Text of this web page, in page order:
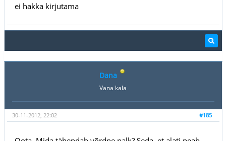
ei hakka kirjutama
Dana
Vana kala
#185
30-11-2012, 22:02